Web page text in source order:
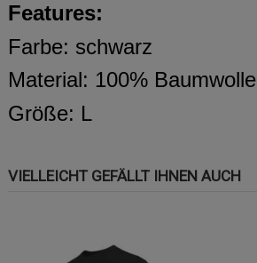
Features:
Farbe: schwarz
Material: 100% Baumwolle
Größe: L
VIELLEICHT GEFÄLLT IHNEN AUCH